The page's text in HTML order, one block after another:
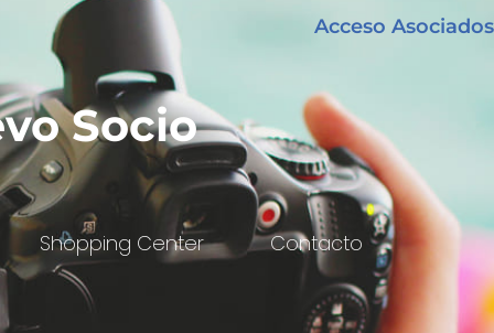
Acceso Asociados
Shopping Center Contacto
Socio